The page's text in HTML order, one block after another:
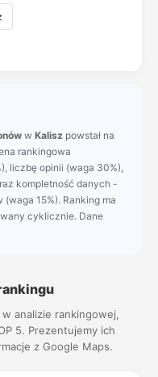
w Kalisz powstał na
rankingowa
liczbę opinii (waga 30%),
kompletność danych -
15%). Ranking ma
cyklicznie. Dane
analizie rankingowej,
5. Prezentujemy ich
z Google Maps.